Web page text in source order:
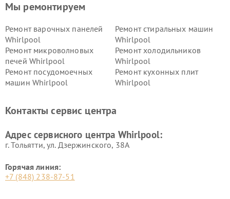
Мы ремонтируем
Ремонт варочных панелей
Whirlpool
Ремонт стиральных машин
Whirlpool
Ремонт микроволновых
печей Whirlpool
Ремонт холодильников
Whirlpool
Ремонт посудомоечных
машин Whirlpool
Ремонт кухонных плит
Whirlpool
Контакты сервис центра
Адрес сервисного центра Whirlpool:
г. Тольятти, ул. Дзержинского, 38А
Горячая линия:
+7 (848) 238-87-51